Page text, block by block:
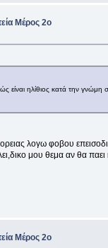
Μέρος 2ο
είναι ηλίθιος κατά την
λογω φοβου
μου θεμα αν θα
Μέρος 2ο